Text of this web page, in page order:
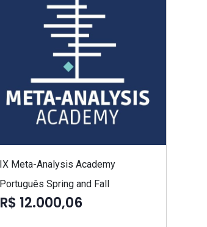
IX Meta-Analysis Academy
Português Spring and Fall
R$ 12.000,06